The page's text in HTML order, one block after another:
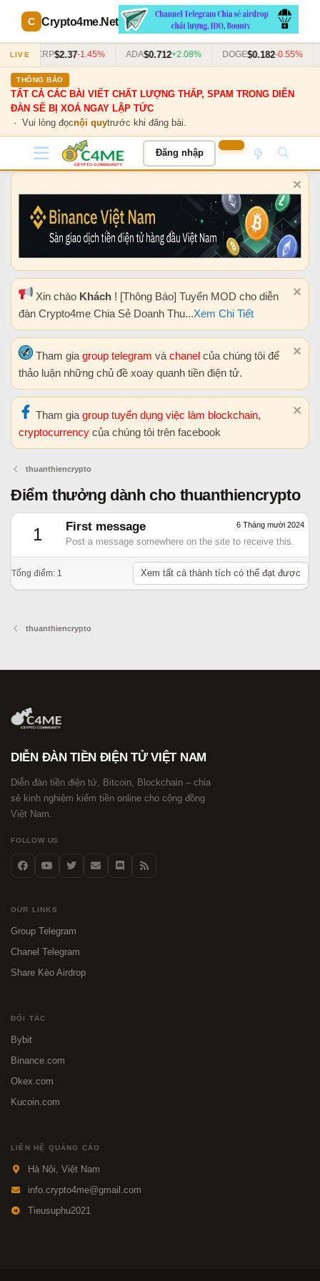
Crypto4me.Net
LIVE XRP$2.37-1.45% ADA$0.712+2.08% DOGE$0.182-0.55%
THÔNG BÁO
TẤT CẢ CÁC BÀI VIẾT CHẤT LƯỢNG THẤP, SPAM TRONG DIỄN
ĐÀN SẼ BỊ XOÁ NGAY LẬP TỨC
· Vui lòng đọcnội quytrước khi đăng bài.
Đăng nhập
Xin chào Khách ! [Thông Báo] Tuyển MOD cho diễn
đàn Crypto4me Chia Sẻ Doanh Thu...Xem Chi Tiết
Tham gia group telegram và chanel của chúng tôi để
thảo luận những chủ đề xoay quanh tiền điện tử.
Tham gia group tuyển dụng việc làm blockchain,
cryptocurrency của chúng tôi trên facebook
thuanthiencrypto
Điểm thưởng dành cho thuanthiencrypto
1 6 Tháng mười 2024
First message
Post a message somewhere on the site to receive this.
Tổng điểm: 1 Xem tất cả thành tích có thể đạt được
thuanthiencrypto
DIỄN ĐÀN TIỀN ĐIỆN TỬ VIỆT NAM
Diễn đàn tiền điện tử, Bitcoin, Blockchain – chia
sẻ kinh nghiệm kiếm tiền online cho cộng đồng
Việt Nam.
FOLLOW US
OUR LINKS
Group Telegram
Chanel Telegram
Share Kèo Airdrop
ĐỐI TÁC
Bybit
Binance.com
Okex.com
Kucoin.com
LIÊN HỆ QUẢNG CÁO
Hà Nội, Việt Nam
info.crypto4me@gmail.com
Tieusuphu2021